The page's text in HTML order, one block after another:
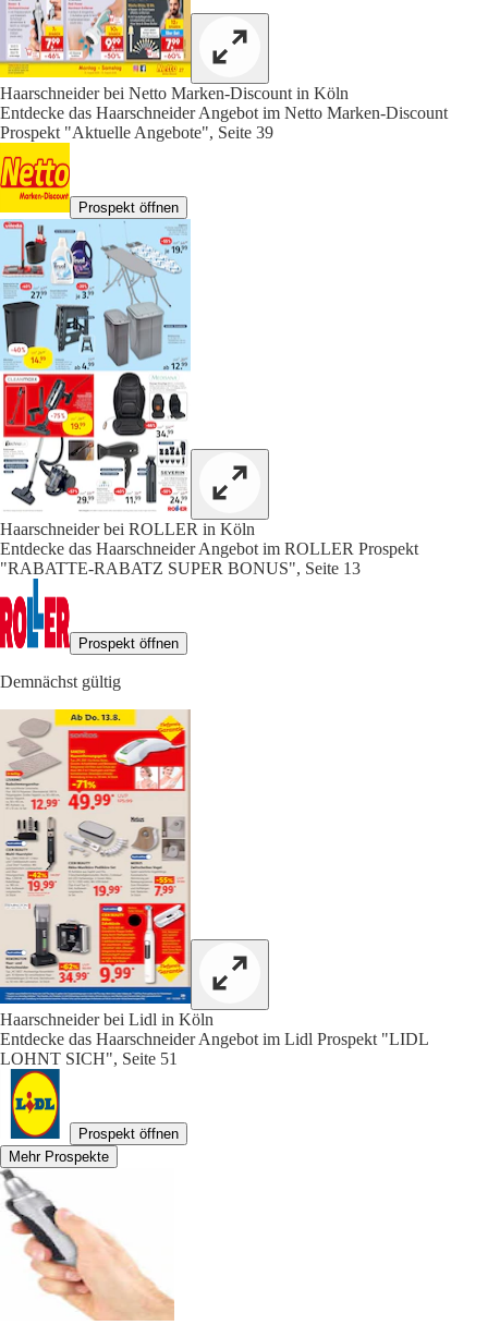
Haarschneider bei Netto Marken-Discount in Köln
Entdecke das Haarschneider Angebot im Netto Marken-Discount
Prospekt "Aktuelle Angebote", Seite 39
Prospekt öffnen
Haarschneider bei ROLLER in Köln
Entdecke das Haarschneider Angebot im ROLLER Prospekt
"RABATTE-RABATZ SUPER BONUS", Seite 13
Prospekt öffnen
Demnächst gültig
Haarschneider bei Lidl in Köln
Entdecke das Haarschneider Angebot im Lidl Prospekt "LIDL
LOHNT SICH", Seite 51
Prospekt öffnen
Mehr Prospekte